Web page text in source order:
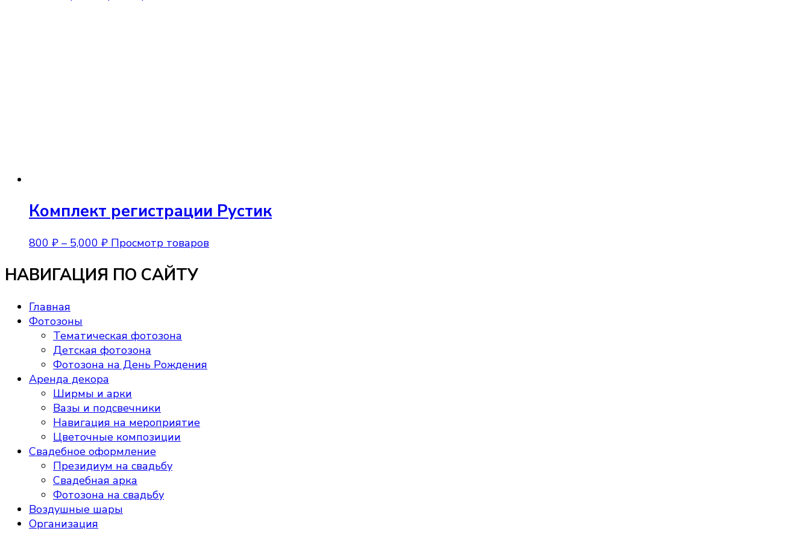
Комплект регистрации Рустик
800 ₽ – 5,000 ₽Диапазон
800 ₽
Просмотр товаров
НАВИГАЦИЯ ПО САЙТУ
Главная
Фотозоны
Тематическая фотозона
Детская фотозона
Фотозона на День Рождения
Аренда декора
Ширмы и арки
Вазы и подсвечники
Навигация на мероприятие
Цветочные композиции
Свадебное оформление
Президиум на свадьбу
Свадебная арка
Фотозона на свадьбу
Воздушные шары
Организация